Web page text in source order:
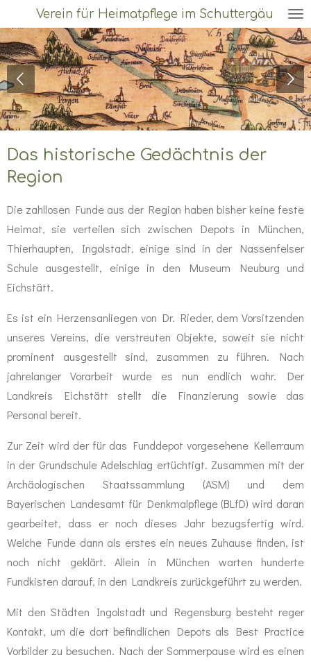
Hauptinhalt
springen
Verein für Heimatpflege im Schuttergäu
Das historische Gedächtnis der
Region
Die zahllosen Funde aus der Region haben bisher keine feste
Heimat, sie verteilen sich zwischen Depots in München,
Thierhaupten, Ingolstadt, einige sind in der Nassenfelser
Schule ausgestellt, einige in den Museum Neuburg und
Eichstätt.
Es ist ein Herzensanliegen von Dr. Rieder, dem Vorsitzenden
unseres Vereins, die verstreuten Objekte, soweit sie nicht
prominent ausgestellt sind, zusammen zu führen. Nach
jahrelanger Vorarbeit wurde es nun endlich wahr. Der
Landkreis Eichstätt stellt die Finanzierung sowie das
Personal bereit.
Zur Zeit wird der für das Funddepot vorgesehene Kellerraum
in der Grundschule Adelschlag ertüchtigt. Zusammen mit der
Archäologischen Staatssammlung (ASM) und dem
Bayerischen Landesamt für Denkmalpflege (BLfD) wird daran
gearbeitet, dass er noch dieses Jahr bezugsfertig wird.
Welche Funde dann als erstes ein neues Zuhause finden, ist
noch nicht geklärt. Allein in München warten hunderte
Fundkisten darauf, in den Landkreis zurückgeführt zu werden.
Mit den Städten Ingolstadt und Regensburg besteht reger
Kontakt, um die dort befindlichen Depots als Best Practice
Vorbilder zu besuchen. Nach der Sommerpause wird es einen